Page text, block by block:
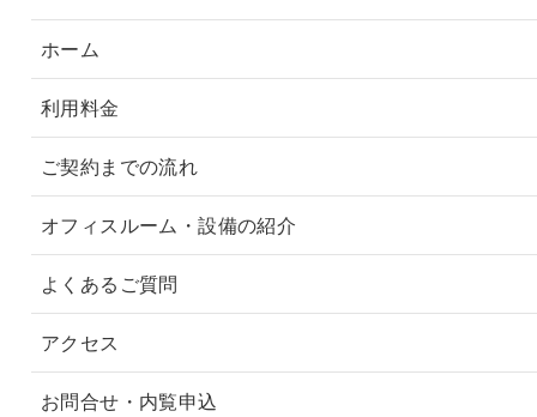
ホーム
利用料金
ご契約までの流れ
オフィスルーム・設備の紹介
よくあるご質問
アクセス
お問合せ・内覧申込